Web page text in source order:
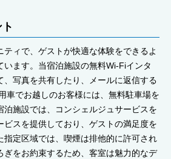
ィで、ゲストが快適な体験をできるよ
います。当宿泊施設の無料Wi-Fiインタ
、写真を共有したり、メールに返信する
車でお越しのお客様には、無料駐車場を
泊施設では、コンシェルジュサービスを
ビスを提供しており、ゲストの満足度を
指定区域では、喫煙は排他的に許可され
ぎをお約束するため、客室は魅力的なデ